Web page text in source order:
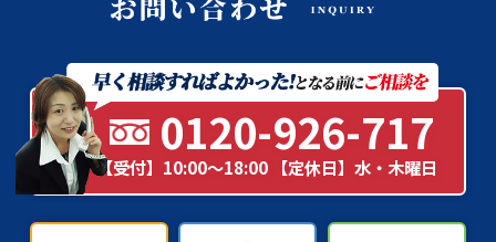
0120-926-717
【受付】10:00～18:00 【定休日】水・木曜日